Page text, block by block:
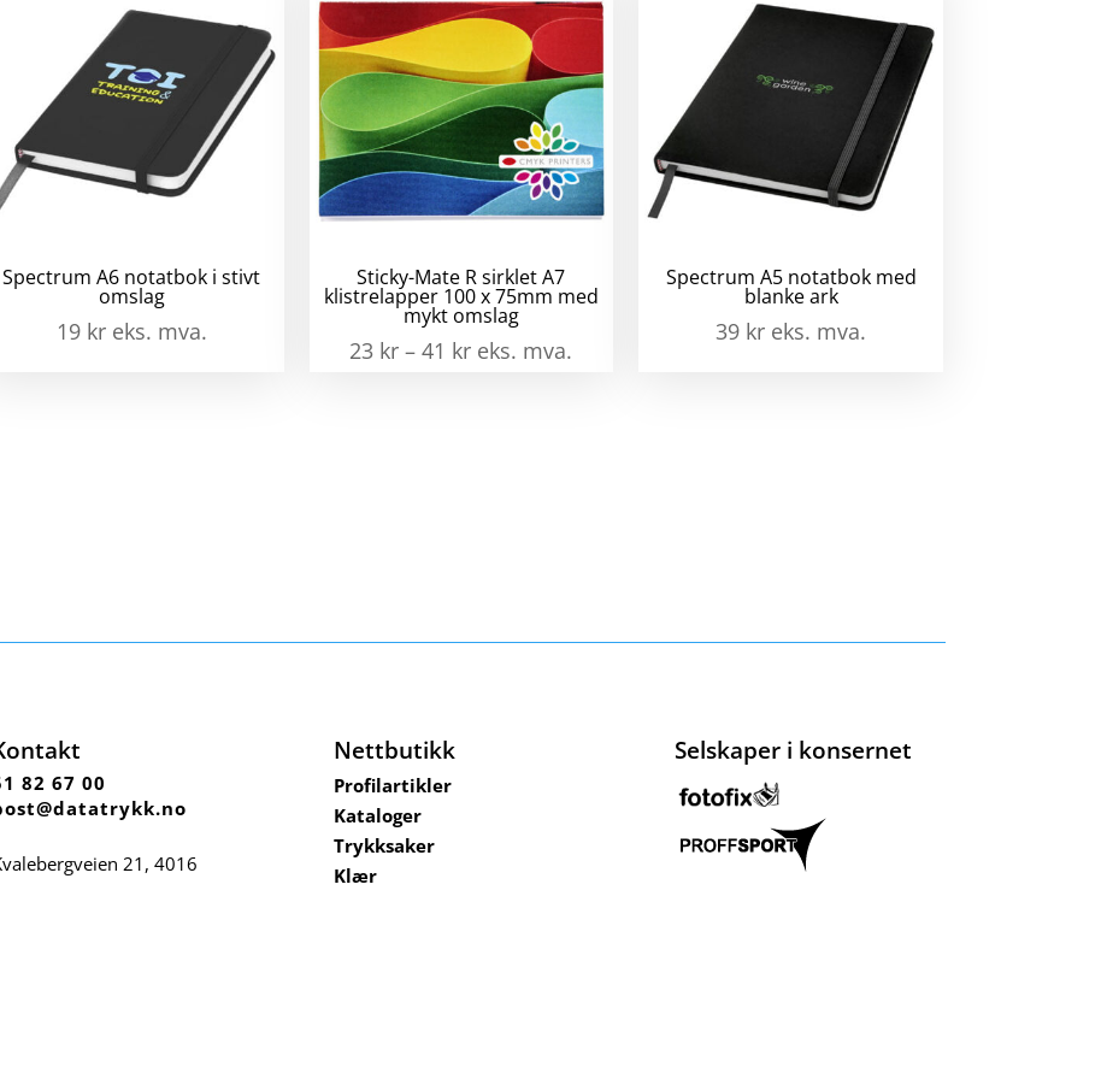
mm
Spectrum A6 notatbok i stivt
omslag
19 kr eks. mva.
Sticky-Mate R sirklet A7
klistrelapper 100 x 75mm med
mykt omslag
23 kr –41 kr eks. mva.
Spectrum A5 notatbok med
blanke ark
39 kr eks. mva.
82 67 00
21, 4016
Nettbutikk
Profilartikler
Kataloger
Trykksaker
Klær
Selskaper i konsernet